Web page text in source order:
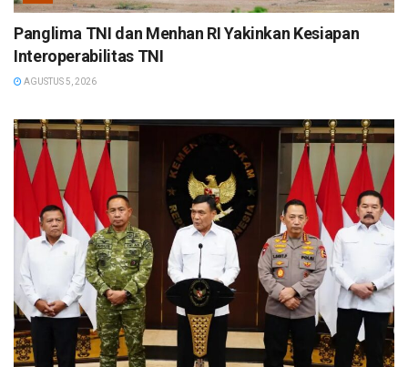
Panglima TNI dan Menhan RI Yakinkan Kesiapan
Interoperabilitas TNI
AGUSTUS 5, 2026